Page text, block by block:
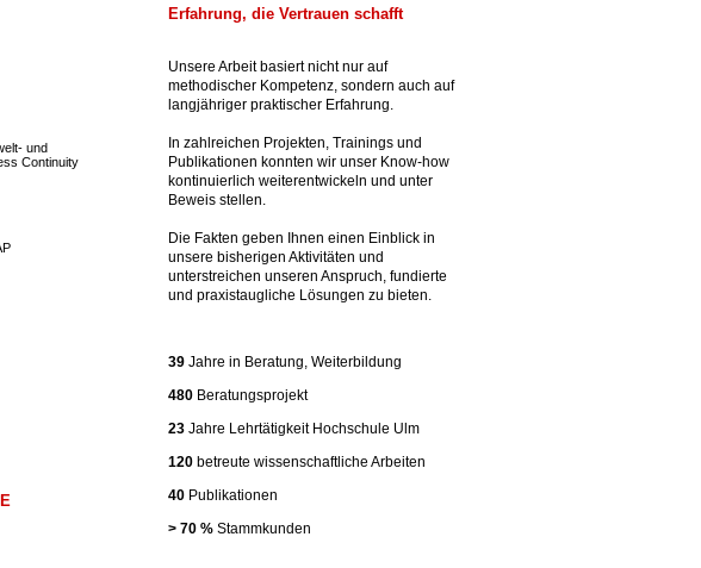
und
Continuity
Erfahrung, die Vertrauen schafft
Unsere Arbeit basiert nicht nur auf
methodischer Kompetenz, sondern auch auf
langjähriger praktischer Erfahrung.
In zahlreichen Projekten, Trainings und
Publikationen konnten wir unser Know-how
kontinuierlich weiterentwickeln und unter
Beweis stellen.
Die Fakten geben Ihnen einen Einblick in
unsere bisherigen Aktivitäten und
unterstreichen unseren Anspruch, fundierte
und praxistaugliche Lösungen zu bieten.
39 Jahre in Beratung, Weiterbildung
480 Beratungsprojekt
23 Jahre Lehrtätigkeit Hochschule Ulm
120 betreute wissenschaftliche Arbeiten
40 Publikationen
> 70 % Stammkunden